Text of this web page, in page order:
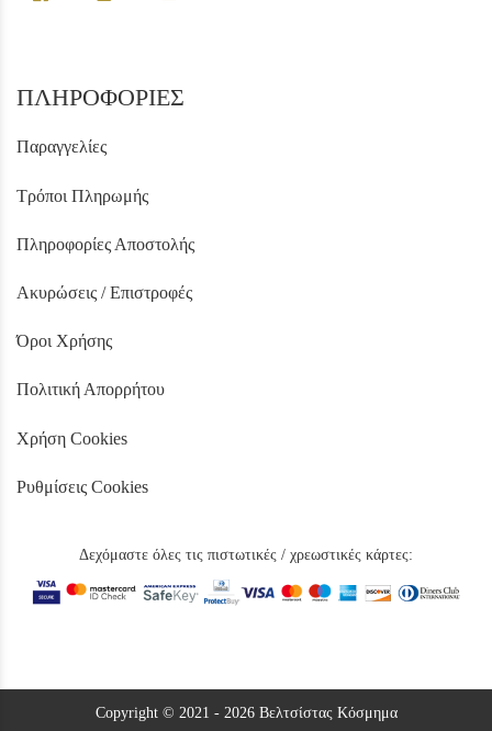
ΠΛΗΡΟΦΟΡΙΕΣ
Παραγγελίες
Τρόποι Πληρωμής
Πληροφορίες Αποστολής
Ακυρώσεις / Επιστροφές
Όροι Χρήσης
Πολιτική Απορρήτου
Χρήση Cookies
Ρυθμίσεις Cookies
Δεχόμαστε όλες τις πιστωτικές / χρεωστικές κάρτες:
Copyright © 2021 - 2026 Βελτσίστας Κόσμημα